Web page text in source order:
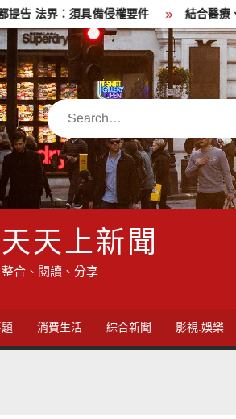
須具備侵權要件 結合醫療、警消守
Search
天天上新聞
整合、閱讀、分享
消費生活 綜合新聞 影視.娛樂